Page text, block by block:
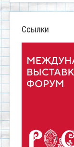
Ссылки